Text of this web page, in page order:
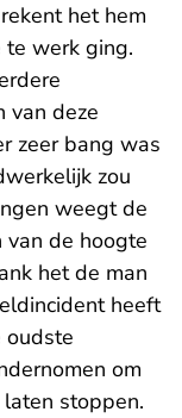
rekent het hem
te werk ging.
van deze
zeer bang was
zou
weegt de
van de hoogte
het de man
heeft
oudste
om
stoppen.